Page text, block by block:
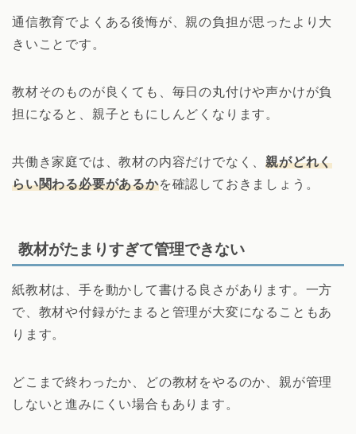
通信教育でよくある後悔が、親の負担が思ったより大
きいことです。
教材そのものが良くても、毎日の丸付けや声かけが負
担になると、親子ともにしんどくなります。
共働き家庭では、教材の内容だけでなく、親がどれく
らい関わる必要があるかを確認しておきましょう。
教材がたまりすぎて管理できない
紙教材は、手を動かして書ける良さがあります。一方
で、教材や付録がたまると管理が大変になることもあ
ります。
どこまで終わったか、どの教材をやるのか、親が管理
しないと進みにくい場合もあります。